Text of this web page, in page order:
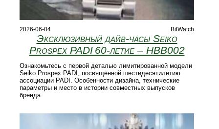
2026-06-04 BitWatch
Эксклюзивный дайв-часы Seiko
Prospex PADI 60‑летие – HBB002
Ознакомьтесь с первой деталью лимитированной модели
Seiko Prospex PADI, посвящённой шестидесятилетию
ассоциации PADI. Особенности дизайна, технические
параметры и место в истории совместных выпусков
бренда.